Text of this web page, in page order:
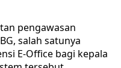
pengawasan
salah satunya
E-Office bagi kepala